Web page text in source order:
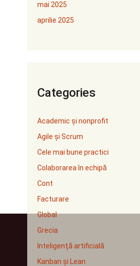
mai 2025
aprilie 2025
Categories
Academic și nonprofit
Agile și Scrum
Cele mai bune practici
Colaborarea în echipă
Cont
Facturare
Global
Grecia
Inteligenţă artificială
Kanban și Lean